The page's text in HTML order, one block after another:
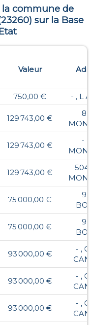
la commune de
23260) sur la Base
Valeur
750,00 € - , L
129 743,00 €
8,
129 743,00 €
- ,
129 743,00 €
75 000,00 €
9,
75 000,00 €
9,
93 000,00 €
- ,
93 000,00 €
- ,
93 000,00 €
- ,